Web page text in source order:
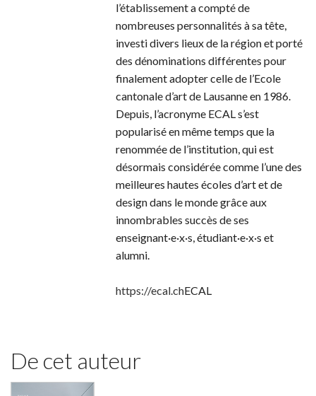
l’établissement a compté de
nombreuses personnalités à sa tête,
investi divers lieux de la région et porté
des dénominations différentes pour
finalement adopter celle de l’Ecole
cantonale d’art de Lausanne en 1986.
Depuis, l’acronyme ECAL s’est
popularisé en même temps que la
renommée de l’institution, qui est
désormais considérée comme l’une des
meilleures hautes écoles d’art et de
design dans le monde grâce aux
innombrables succès de ses
enseignant·e·x·s, étudiant·e·x·s et
alumni.
https://ecal.chECAL
De cet auteur